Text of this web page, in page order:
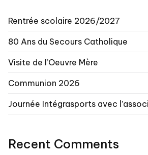
Rentrée scolaire 2026/2027
80 Ans du Secours Catholique
Visite de l’Oeuvre Mère
Communion 2026
Journée Intégrasports avec
Recent Comments